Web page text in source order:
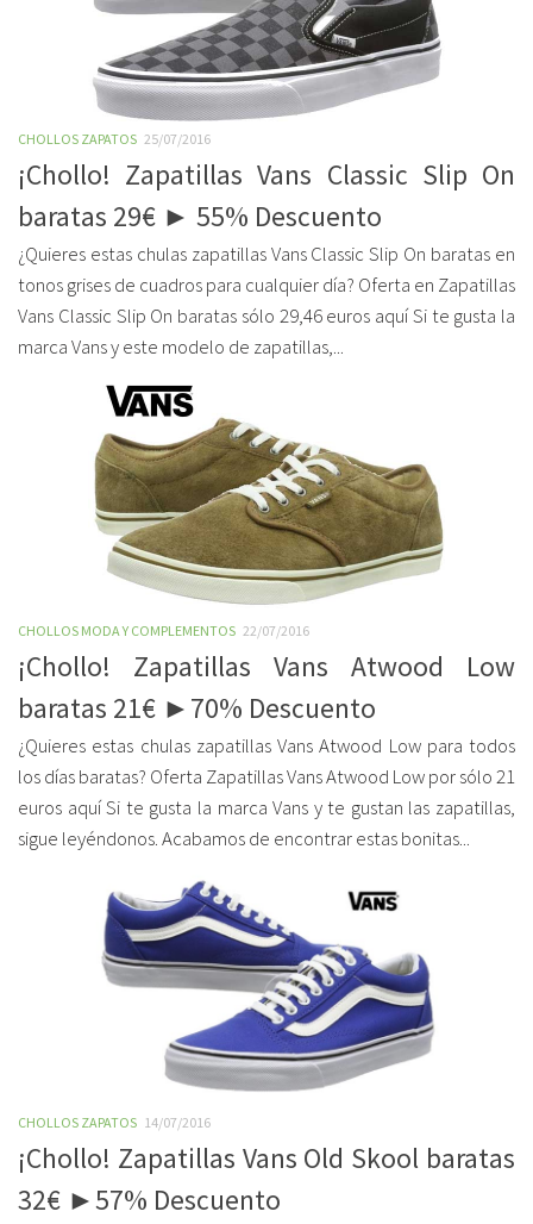
CHOLLOS ZAPATOS 25/07/2016
¡Chollo! Zapatillas Vans Classic Slip On
baratas 29€ ► 55% Descuento
¿Quieres estas chulas zapatillas Vans Classic Slip On baratas en
tonos grises de cuadros para cualquier día? Oferta en Zapatillas
Vans Classic Slip On baratas sólo 29,46 euros aquí Si te gusta la
marca Vans y este modelo de zapatillas,...
CHOLLOS MODA Y COMPLEMENTOS 22/07/2016
¡Chollo! Zapatillas Vans Atwood Low
baratas 21€ ►70% Descuento
¿Quieres estas chulas zapatillas Vans Atwood Low para todos
los días baratas? Oferta Zapatillas Vans Atwood Low por sólo 21
euros aquí Si te gusta la marca Vans y te gustan las zapatillas,
sigue leyéndonos. Acabamos de encontrar estas bonitas...
CHOLLOS ZAPATOS 14/07/2016
¡Chollo! Zapatillas Vans Old Skool baratas
32€ ►57% Descuento